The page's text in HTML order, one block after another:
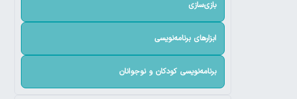
بازی‌سازی
ابزارهای برنامه‌نویسی
برنامه‌نویسی کودکان و نوجوانان